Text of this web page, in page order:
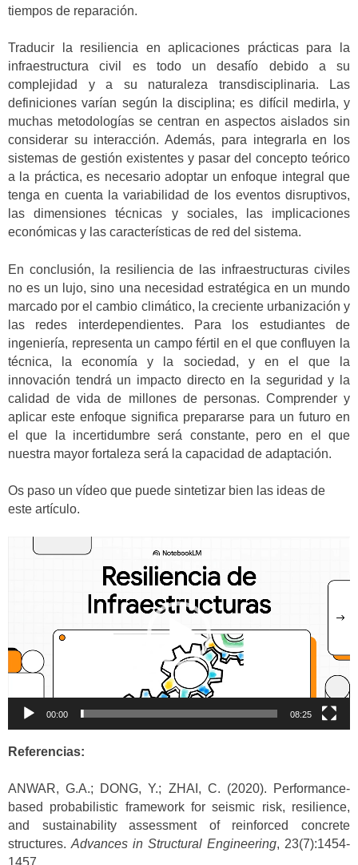
tiempos de reparación.
Traducir la resiliencia en aplicaciones prácticas para la
infraestructura civil es todo un desafío debido a su
complejidad y a su naturaleza transdisciplinaria. Las
definiciones varían según la disciplina; es difícil medirla, y
muchas metodologías se centran en aspectos aislados sin
considerar su interacción. Además, para integrarla en los
sistemas de gestión existentes y pasar del concepto teórico
a la práctica, es necesario adoptar un enfoque integral que
tenga en cuenta la variabilidad de los eventos disruptivos,
las dimensiones técnicas y sociales, las implicaciones
económicas y las características de red del sistema.
En conclusión, la resiliencia de las infraestructuras civiles
no es un lujo, sino una necesidad estratégica en un mundo
marcado por el cambio climático, la creciente urbanización y
las redes interdependientes. Para los estudiantes de
ingeniería, representa un campo fértil en el que confluyen la
técnica, la economía y la sociedad, y en el que la
innovación tendrá un impacto directo en la seguridad y la
calidad de vida de millones de personas. Comprender y
aplicar este enfoque significa prepararse para un futuro en
el que la incertidumbre será constante, pero en el que
nuestra mayor fortaleza será la capacidad de adaptación.
Os paso un vídeo que puede sintetizar bien las ideas de
este artículo.
00:00 08:25
Referencias:
ANWAR, G.A.; DONG, Y.; ZHAI, C. (2020). Performance-
based probabilistic framework for seismic risk, resilience,
and sustainability assessment of reinforced concrete
structures. Advances in Structural Engineering, 23(7):1454-